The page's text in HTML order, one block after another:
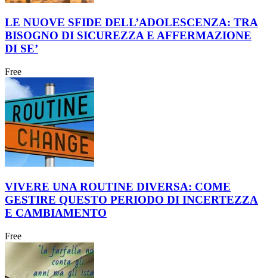
LE NUOVE SFIDE DELL’ADOLESCENZA: TRA
BISOGNO DI SICUREZZA E AFFERMAZIONE
DI SE’
Free
VIVERE UNA ROUTINE DIVERSA: COME
GESTIRE QUESTO PERIODO DI INCERTEZZA
E CAMBIAMENTO
Free